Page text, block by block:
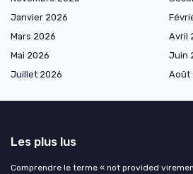
Janvier 2026
Mars 2026
Avril
Mai 2026
Juin
Juillet 2026
Août
Les plus lus
Comprendre le terme « not provided